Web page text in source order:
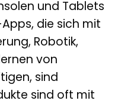
und Tablets
die sich mit
Robotik,
von
sind
sind oft mit